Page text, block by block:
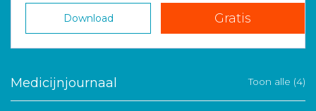
Download Gratis
Medicijnjournaal Toon alle (4)